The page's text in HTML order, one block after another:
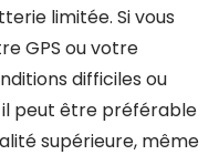
limitée. Si vous
GPS ou votre
difficiles ou
il peut être préférable
supérieure, même